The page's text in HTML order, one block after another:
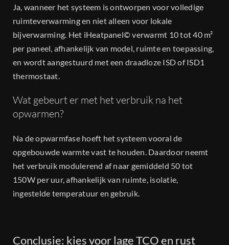
Ja, wanneer het systeem is ontworpen voor volledige
ruimteverwarming en niet alleen voor lokale
bijverwarming. Het iHeatpanel© verwarmt 10 tot 40 m²
per paneel, afhankelijk van model, ruimte en toepassing,
en wordt aangestuurd met een draadloze ISD of ISD1
thermostaat.
Wat gebeurt er met het verbruik na het
opwarmen?
Na de opwarmfase hoeft het systeem vooral de
opgebouwde warmte vast te houden. Daardoor neemt
het verbruik modulerend af naar gemiddeld 50 tot
150W per uur, afhankelijk van ruimte, isolatie,
ingestelde temperatuur en gebruik.
Conclusie: kies voor lage TCO en rust